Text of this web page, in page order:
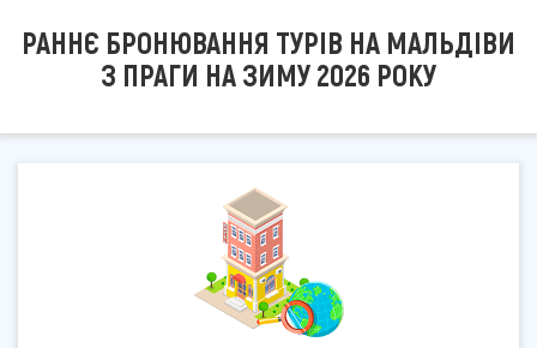
РАННЄ БРОНЮВАННЯ ТУРІВ НА МАЛЬДІВИ
З ПРАГИ НА ЗИМУ 2026 РОКУ